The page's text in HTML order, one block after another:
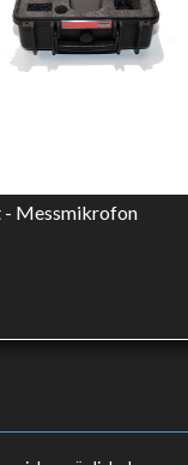
- Messmikrofon